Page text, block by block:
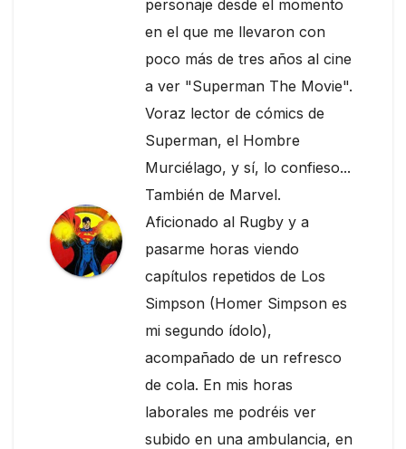
personaje desde el momento
en el que me llevaron con
poco más de tres años al cine
a ver "Superman The Movie".
Voraz lector de cómics de
Superman, el Hombre
Murciélago, y sí, lo confieso...
También de Marvel.
Aficionado al Rugby y a
pasarme horas viendo
capítulos repetidos de Los
Simpson (Homer Simpson es
mi segundo ídolo),
acompañado de un refresco
de cola. En mis horas
laborales me podréis ver
subido en una ambulancia, en